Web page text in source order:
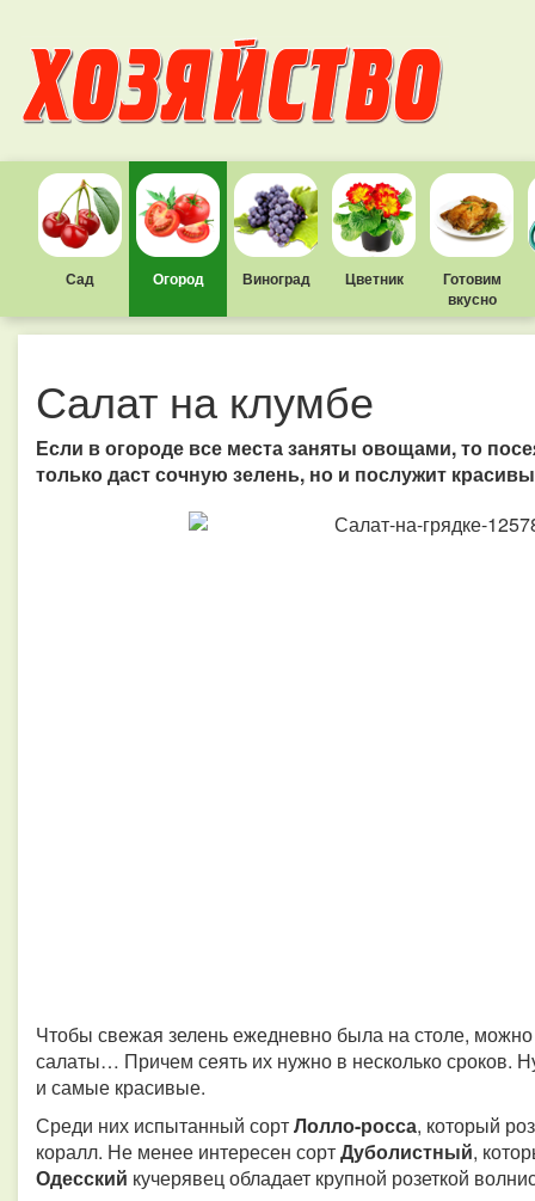
Сад Огород Виноград Цветник
Готовим
вкусно
Салат на клумбе
Если в огороде все места заняты овощами, то
только даст сочную зелень, но и послужит
Чтобы свежая зелень ежедневно была на столе,
салаты… Причем сеять их нужно в несколько сроков.
и самые красивые.
Среди них испытанный сортЛолло-росса, который
коралл. Не менее интересен сортДуболистный,
Одесский кучерявец обладает крупной розеткой